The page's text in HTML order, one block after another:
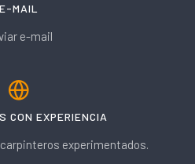
E-MAIL
e-mail
CON EXPERIENCIA
experimentados.